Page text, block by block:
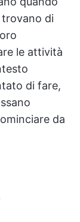
di
le attività
di fare,
da